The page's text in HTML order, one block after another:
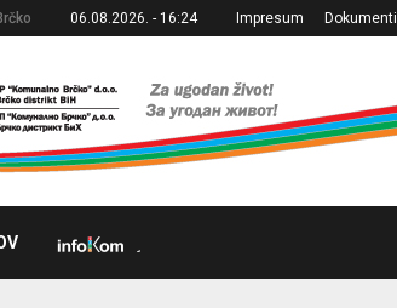
06.08.2026. - 16:24 Impresum Dokumenti